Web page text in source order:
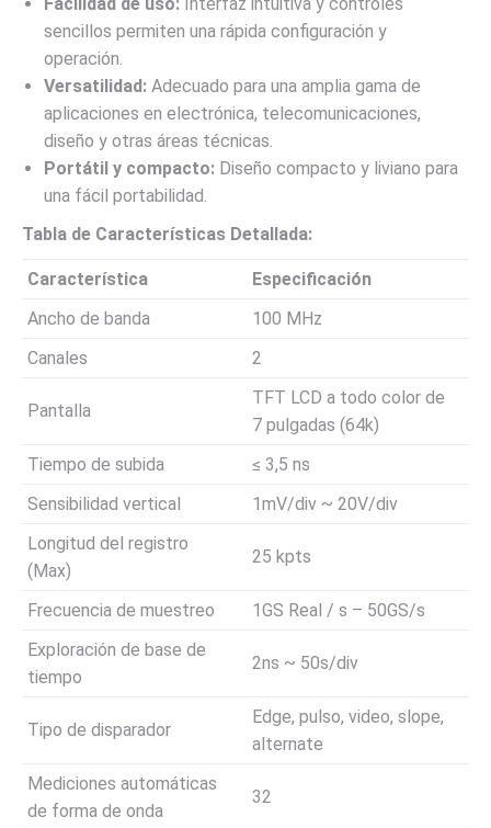
sencillos permiten una rápida configuración y
operación.
Versatilidad: Adecuado para una amplia gama de
aplicaciones en electrónica, telecomunicaciones,
diseño y otras áreas técnicas.
Portátil y compacto: Diseño compacto y liviano para
una fácil portabilidad.
Tabla de Características Detallada:
Característica
Especificación
Ancho de banda
100 MHz
Canales
2
Pantalla
TFT LCD a todo color de
7 pulgadas (64k)
Tiempo de subida
≤ 3,5 ns
Sensibilidad vertical
1mV/div ~ 20V/div
Longitud del registro
(Max)
25 kpts
Frecuencia de muestreo
1GS Real / s – 50GS/s
Exploración de base de
tiempo
2ns ~ 50s/div
Tipo de disparador
Edge, pulso, video, slope,
alternate
Mediciones automáticas
de forma de onda
32